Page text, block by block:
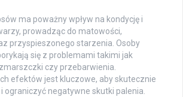
ma poważny wpływ na kondycję i
prowadząc do matowości,
przyspieszonego starzenia. Osoby
się z problemami takimi jak
czy przebarwienia.
efektów jest kluczowe, aby skutecznie
ograniczyć negatywne skutki palenia.